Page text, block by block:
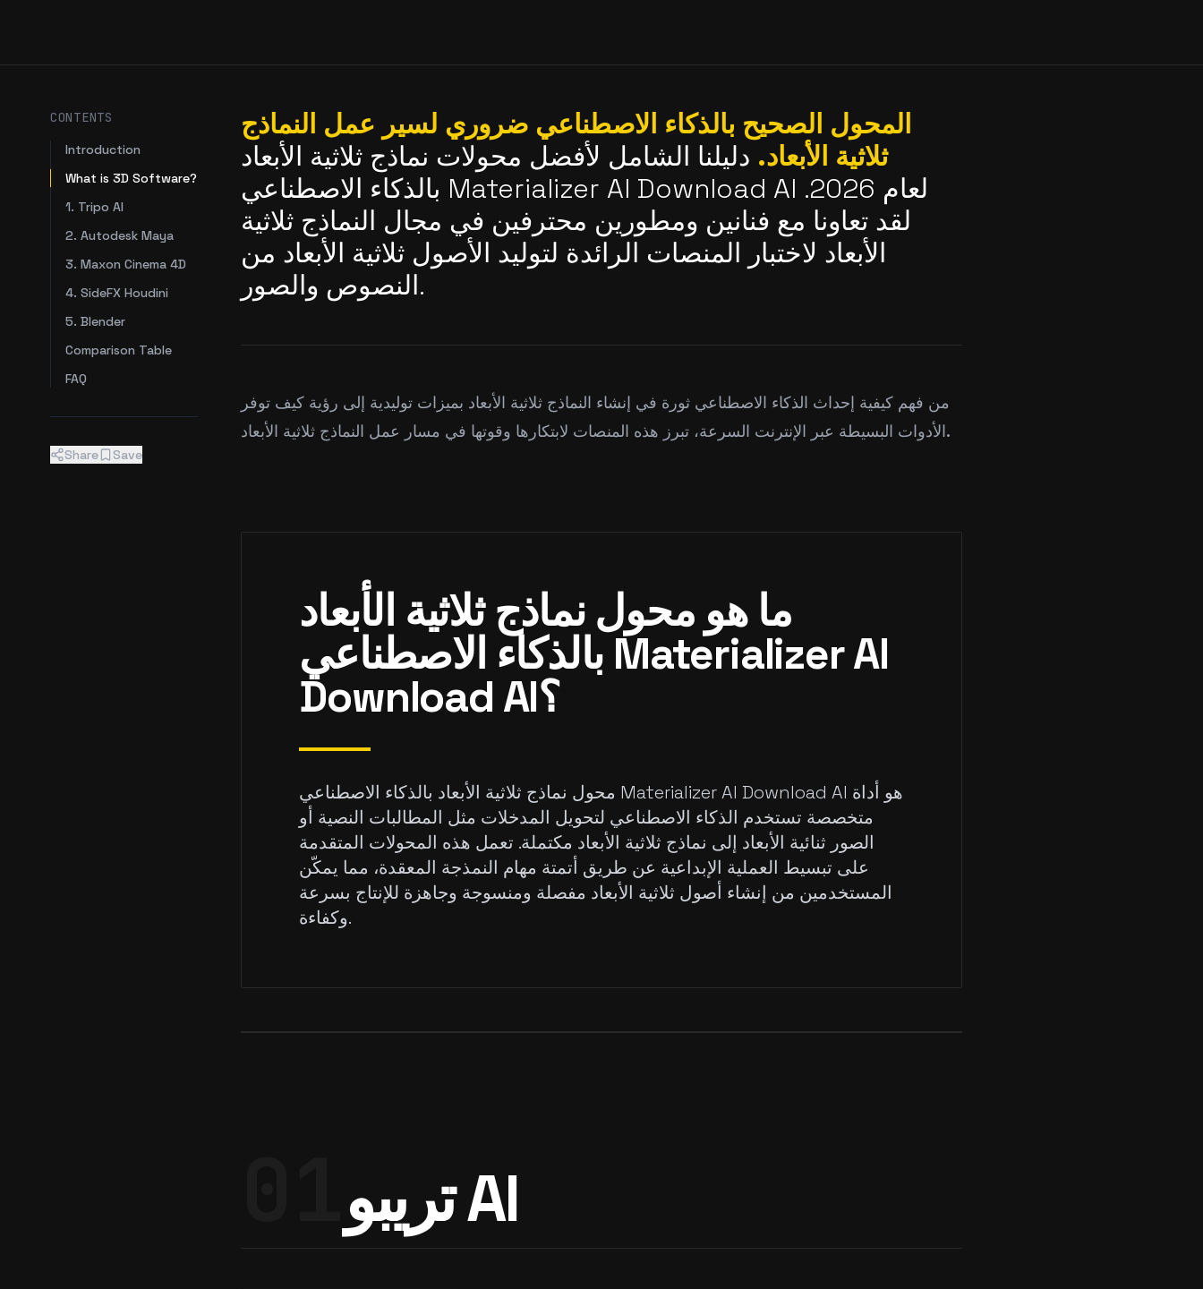
المحول الصحيح بالذكاء الاصطناعي ضروري لسير عمل النماذج
ثلاثية الأبعاد. دليلنا الشامل لأفضل محولات نماذج ثلاثية الأبعاد
بالذكاء الاصطناعي Materializer AI Download AI لعام 2026.
لقد تعاونا مع فنانين ومطورين محترفين في مجال النماذج ثلاثية
الأبعاد لاختبار المنصات الرائدة لتوليد الأصول ثلاثية الأبعاد من
النصوص والصور.
من فهم كيفية إحداث الذكاء الاصطناعي ثورة في إنشاء النماذج ثلاثية الأبعاد بميزات توليدية إلى رؤية كيف توفر
الأدوات البسيطة عبر الإنترنت السرعة، تبرز هذه المنصات لابتكارها وقوتها في مسار عمل النماذج ثلاثية الأبعاد.
ما هو محول نماذج ثلاثية الأبعاد
بالذكاء الاصطناعي Materializer AI
Download AI؟
محول نماذج ثلاثية الأبعاد بالذكاء الاصطناعي Materializer AI Download AI هو أداة
متخصصة تستخدم الذكاء الاصطناعي لتحويل المدخلات مثل المطالبات النصية أو
الصور ثنائية الأبعاد إلى نماذج ثلاثية الأبعاد مكتملة. تعمل هذه المحولات المتقدمة
على تبسيط العملية الإبداعية عن طريق أتمتة مهام النمذجة المعقدة، مما يمكّن
المستخدمين من إنشاء أصول ثلاثية الأبعاد مفصلة ومنسوجة وجاهزة للإنتاج بسرعة
وكفاءة.
تريبو AI
CONTENTS
Introduction
What is 3D Software?
1. Tripo AI
2. Autodesk Maya
3. Maxon Cinema 4D
4. SideFX Houdini
5. Blender
Comparison Table
FAQ
Share Save